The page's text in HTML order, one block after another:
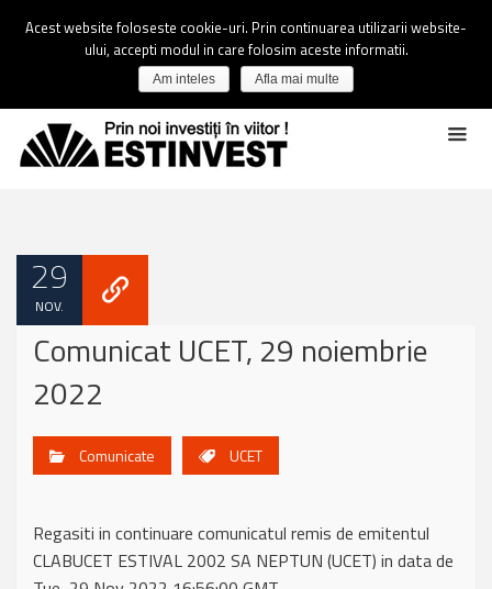
29
NOV.
Comunicat UCET, 29 noiembrie
2022
Comunicate UCET
Regasiti in continuare comunicatul remis de emitentul
CLABUCET ESTIVAL 2002 SA NEPTUN (UCET) in data de
Acest website foloseste cookie-uri. Prin continuarea utilizarii website-
ului, accepti modul in care folosim aceste informatii.
Am inteles Afla mai multe